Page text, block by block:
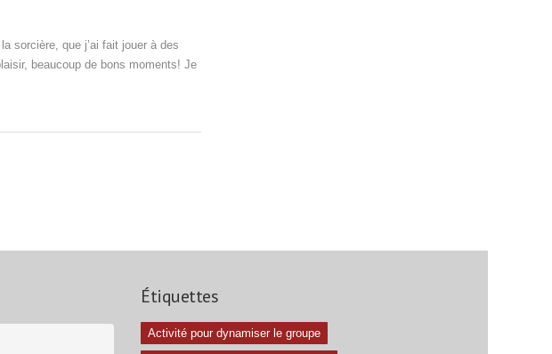
sorcière, que j’ai fait jouer à des
beaucoup de bons moments! Je
Étiquettes
Activité pour dynamiser le groupe